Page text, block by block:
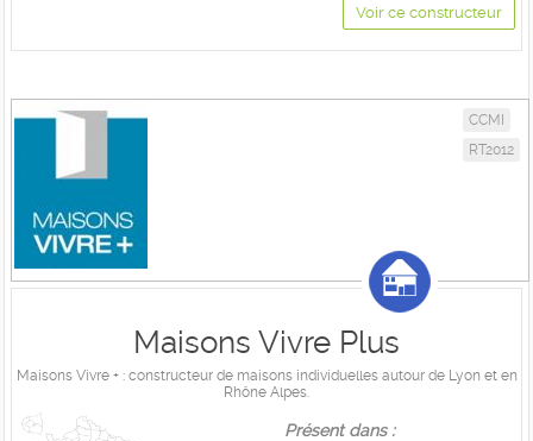
Voir ce constructeur
CCMI
RT2012
Maisons Vivre Plus
Maisons Vivre + : constructeur de maisons individuelles autour de Lyon et en
Rhône Alpes.
Présent dans :